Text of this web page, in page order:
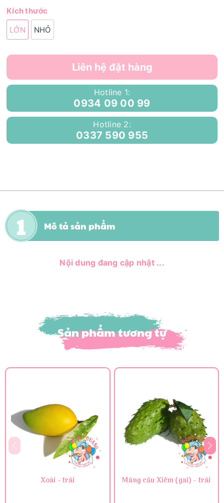
Kích thước
LỚN
NHỎ
Liên hệ đặt hàng
Hotline 1:
0934 09 00 99
Hotline 2:
0337 590 955
Mô tả sản phẩm
Nội dung đang cập nhật ...
Sản phẩm tương tự
Xoài - trái Mãng cầu Xiêm (gai) - trái